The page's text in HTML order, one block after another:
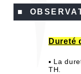
■
Dureté
▪ La
TH.